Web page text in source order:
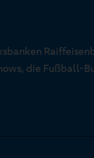
die Fußball-